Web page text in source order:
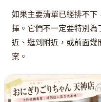
如果主要清單已經排不
擇。它們不一定要特別
近、逛到附近，或前面
案。